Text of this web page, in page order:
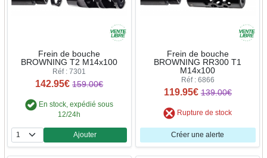
Frein de bouche
BROWNING T2 M14x100
Réf : 7301
142.95€ 159.00€
En stock, expédié sous
12/24h
Quantité
Ajouter
Frein de bouche
BROWNING RR300 T1
M14x100
Réf : 6866
119.95€ 139.00€
Rupture de stock
Créer une alerte